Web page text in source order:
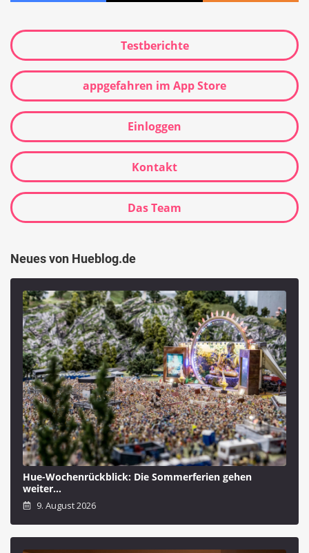
Testberichte
appgefahren im App Store
Einloggen
Kontakt
Das Team
Neues von Hueblog.de
Hue-Wochenrückblick: Die Sommerferien gehen
weiter…
9. August 2026